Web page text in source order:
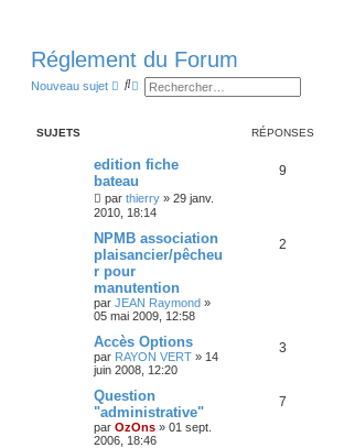
Réglement du Forum
Nouveau sujet
R
c
e
r
R
c
a
v
n
c
SUJETS RÉPONSES
edition fiche
bateau
par thierry » 29 janv.
2010, 18:14
9
NPMB association
plaisancier/pêcheu
r pour
manutention
par JEAN Raymond »
05 mai 2009, 12:58
2
Accès Options
par RAYON VERT » 14
juin 2008, 12:20
3
Question
"administrative"
par OzOns » 01 sept.
2006, 18:46
7